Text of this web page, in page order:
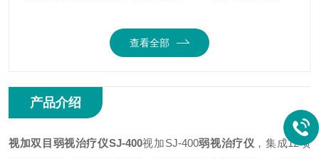
查看全部
产品介绍
视加双目弱视治疗仪SJ-400视加SJ-400弱视治疗仪 ，集成12项